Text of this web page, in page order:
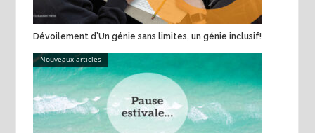
Dévoilement d’Un génie sans limites, un génie inclusif!
Nouveaux articles